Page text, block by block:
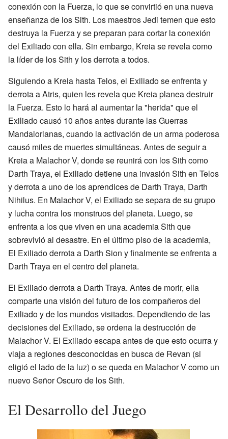
conexión con la Fuerza, lo que se convirtió en una nueva
enseñanza de los Sith. Los maestros Jedi temen que esto
destruya la Fuerza y se preparan para cortar la conexión
del Exiliado con ella. Sin embargo, Kreia se revela como
la líder de los Sith y los derrota a todos.
Siguiendo a Kreia hasta Telos, el Exiliado se enfrenta y
derrota a Atris, quien les revela que Kreia planea destruir
la Fuerza. Esto lo hará al aumentar la "herida" que el
Exiliado causó 10 años antes durante las Guerras
Mandalorianas, cuando la activación de un arma poderosa
causó miles de muertes simultáneas. Antes de seguir a
Kreia a Malachor V, donde se reunirá con los Sith como
Darth Traya, el Exiliado detiene una invasión Sith en Telos
y derrota a uno de los aprendices de Darth Traya, Darth
Nihilus. En Malachor V, el Exiliado se separa de su grupo
y lucha contra los monstruos del planeta. Luego, se
enfrenta a los que viven en una academia Sith que
sobrevivió al desastre. En el último piso de la academia,
El Exiliado derrota a Darth Sion y finalmente se enfrenta a
Darth Traya en el centro del planeta.
El Exiliado derrota a Darth Traya. Antes de morir, ella
comparte una visión del futuro de los compañeros del
Exiliado y de los mundos visitados. Dependiendo de las
decisiones del Exiliado, se ordena la destrucción de
Malachor V. El Exiliado escapa antes de que esto ocurra y
viaja a regiones desconocidas en busca de Revan (si
eligió el lado de la luz) o se queda en Malachor V como un
nuevo Señor Oscuro de los Sith.
El Desarrollo del Juego